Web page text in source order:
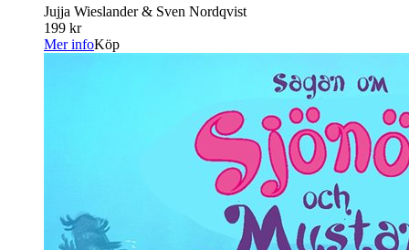
Jujja Wieslander & Sven Nordqvist
199 kr
Mer infoKöp